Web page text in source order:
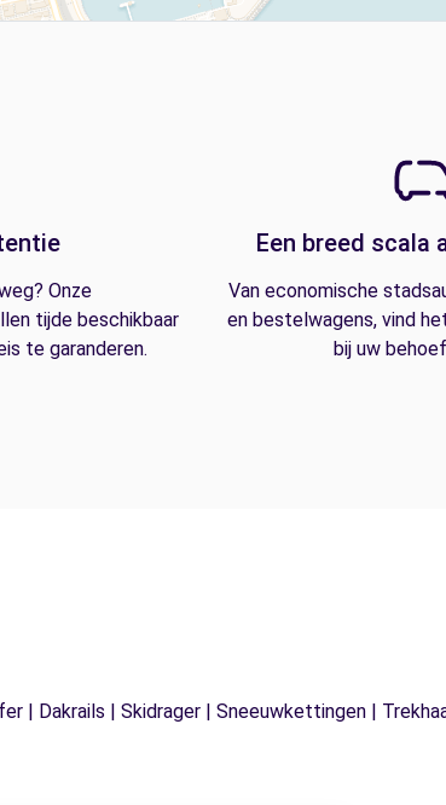
Onze
tijde beschikbaar
te garanderen.
Een breed scala
Van economische
en bestelwagens, vind
bij uw
| Dakrails | Skidrager | Sneeuwkettingen |